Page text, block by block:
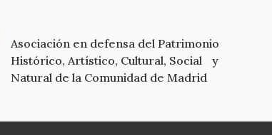
Asociación en defensa del Patrimonio
Histórico, Artístico, Cultural, Social y
Natural de la Comunidad de Madrid